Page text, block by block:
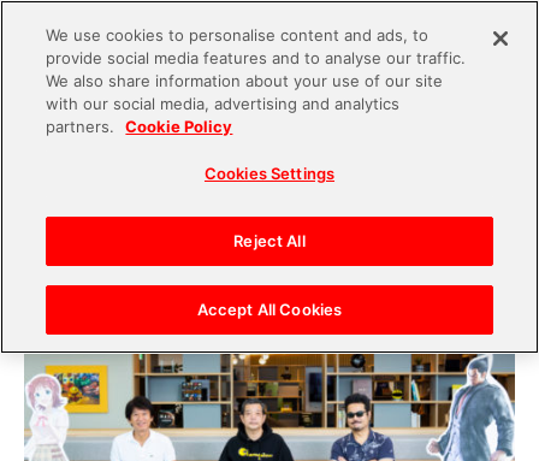
2020.09.03
ス』坂上P&『鉄拳』原田Pと考える「リモート時
代のエンターテインメントづくり」
We use cookies to personalise content and ads, to
provide social media features and to analyse our traffic.
We also share information about your use of our site
with our social media, advertising and analytics
partners.
Cookie Policy
Cookies Settings
Reject All
Accept All Cookies